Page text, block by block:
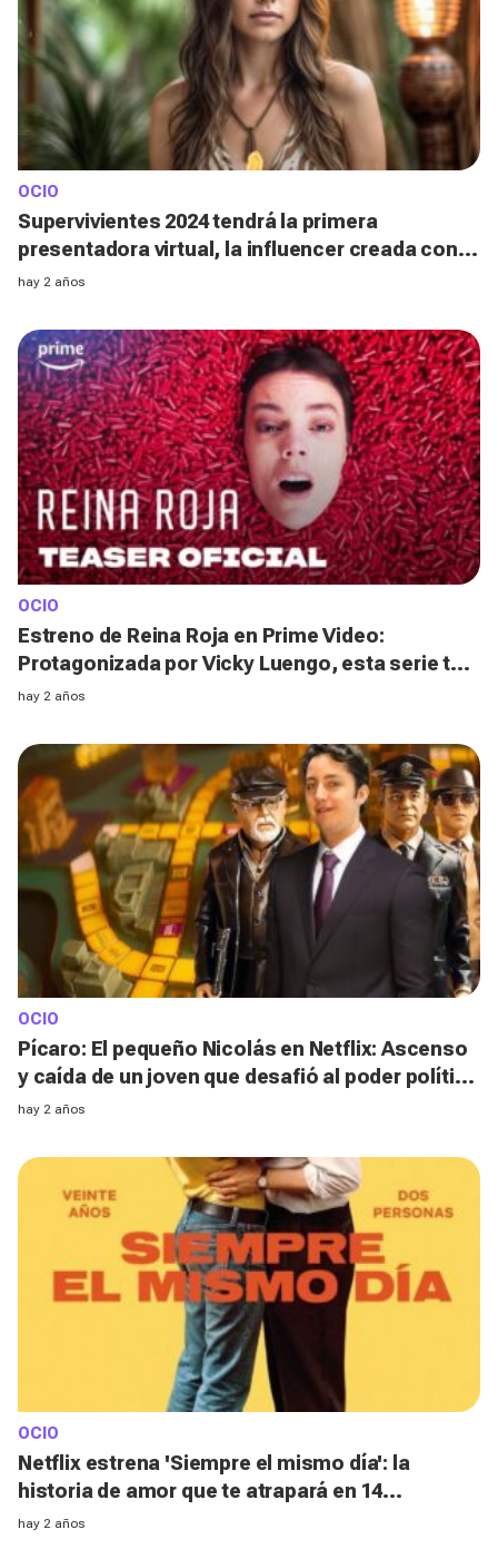
OCIO
Supervivientes 2024 tendrá la primera
presentadora virtual, la influencer creada con
IA llamada Alba Renai
hay 2 años
OCIO
Estreno de Reina Roja en Prime Video:
Protagonizada por Vicky Luengo, esta serie te
atrapará desde el primer minuto
hay 2 años
OCIO
Pícaro: El pequeño Nicolás en Netflix: Ascenso
y caída de un joven que desafió al poder político
español
hay 2 años
OCIO
Netflix estrena 'Siempre el mismo día': la
historia de amor que te atrapará en 14
episodios (y no podrás olvidar)
hay 2 años